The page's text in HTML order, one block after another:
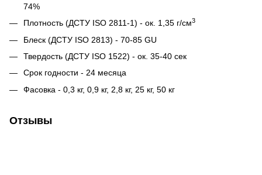
74%
Плотность (ДСТУ ISO 2811-1) - ок. 1,35 г/см3
Блеск (ДСТУ ISO 2813) - 70-85 GU
Твердость (ДСТУ ISO 1522) - ок. 35-40 сек
Срок годности - 24 месяца
Фасовка - 0,3 кг, 0,9 кг, 2,8 кг, 25 кг, 50 кг
Отзывы